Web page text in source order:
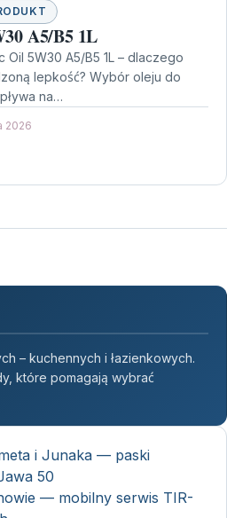
A5/B5 1L
Oil 5W30 A5/B5 1L – dlaczego
lepkość? Wybór oleju do
na…
2026
– kuchennych i łazienkowych.
które pomagają wybrać
i Junaka — paski
50
— mobilny serwis TIR-